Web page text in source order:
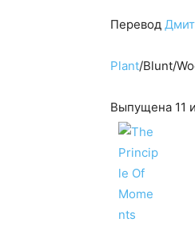
Перевод
Plant/Blunt/
Выпущена 11